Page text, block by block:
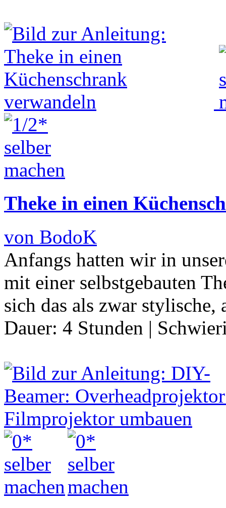
Theke in einen
von BodoK
Anfangs hatten wir in
mit einer selbstgebauten
sich das als zwar
Dauer: 4 Stunden |